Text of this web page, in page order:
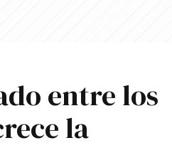
entre los
la